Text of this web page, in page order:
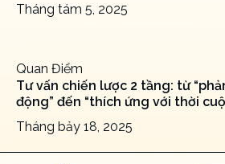
Tháng tám 5, 2025
Quan Điểm
Tư vấn chiến lược 2 tầng: từ
động” đến “thích ứng với thời
Tháng bảy 18, 2025